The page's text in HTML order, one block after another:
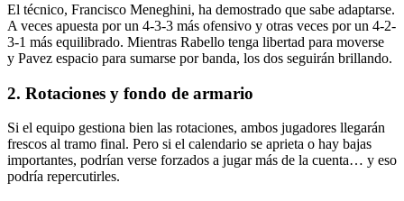
El técnico, Francisco Meneghini, ha demostrado que sabe adaptarse.
A veces apuesta por un 4-3-3 más ofensivo y otras veces por un 4-2-
3-1 más equilibrado. Mientras Rabello tenga libertad para moverse
y Pavez espacio para sumarse por banda, los dos seguirán brillando.
2. Rotaciones y fondo de armario
Si el equipo gestiona bien las rotaciones, ambos jugadores llegarán
frescos al tramo final. Pero si el calendario se aprieta o hay bajas
importantes, podrían verse forzados a jugar más de la cuenta… y eso
podría repercutirles.